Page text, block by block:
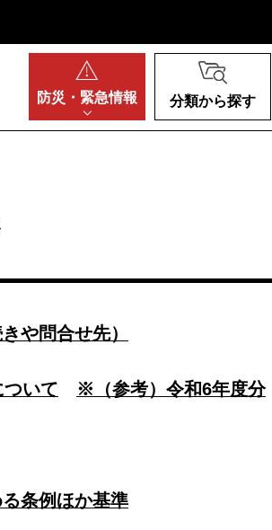
防災・ 緊急情報 分類から探す
や問合せ先）
いて ※（参考）令和6年度分
条例ほか基準